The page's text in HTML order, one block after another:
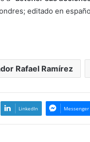
editado en
Rafael Ramírez
LinkedIn Messenger